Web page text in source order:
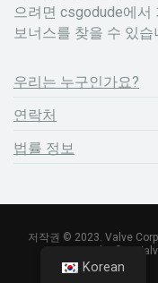
으려면 csgodude에서
보너스를 찾을 수 있습
우리는 누구인가요?
연락처
법률 정보
저작권 © 2023. Valve
Strike ®는
Korean